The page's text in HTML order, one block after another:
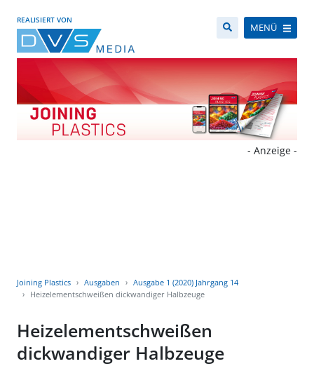
REALISIERT VON
MENÜ
- Anzeige -
Joining Plastics Ausgaben
Ausgabe 1 (2020) Jahrgang 14
Heizelementschweißen dickwandiger Halbzeuge
Heizelementschweißen
dickwandiger Halbzeuge